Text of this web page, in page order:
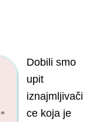
Dobili smo
upit
iznajmljivači
ce koja je